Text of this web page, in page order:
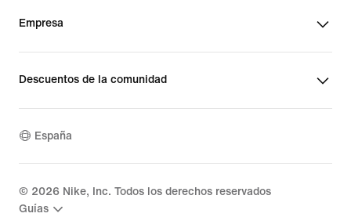
Empresa
Descuentos de la comunidad
España
© 2026 Nike, Inc. Todos los derechos reservados
Guías